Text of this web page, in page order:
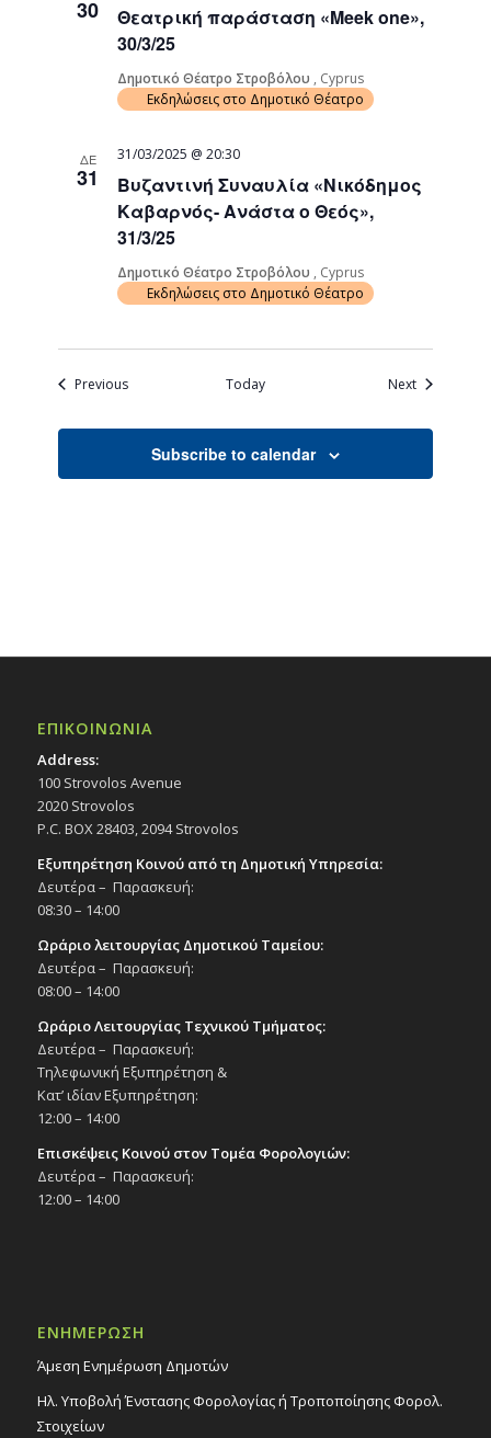
30
Θεατρική παράσταση «Meek one»,
30/3/25
Δημοτικό Θέατρο Στροβόλου , Cyprus
Εκδηλώσεις στο Δημοτικό Θέατρο
ΔΕ
31
Βυζαντινή Συναυλία «Νικόδημος
Καβαρνός- Ανάστα ο Θεός»,
31/3/25
31/03/2025 @ 20:30
Δημοτικό Θέατρο Στροβόλου , Cyprus
Εκδηλώσεις στο Δημοτικό Θέατρο
PreviousEvents Today NextEvents
Subscribe to calendar
ΕΠΙΚΟΙΝΩΝΙΑ
Address:
100 Strovolos Avenue
2020 Strovolos
P.C. BOX 28403, 2094 Strovolos
Εξυπηρέτηση Κοινού από τη Δημοτική Υπηρεσία:
Δευτέρα – Παρασκευή:
08:30 – 14:00
Ωράριο λειτουργίας Δημοτικού Ταμείου:
Δευτέρα – Παρασκευή:
08:00 – 14:00
Ωράριο Λειτουργίας Τεχνικού Τμήματος:
Δευτέρα – Παρασκευή:
Τηλεφωνική Εξυπηρέτηση &
Κατ’ ιδίαν Εξυπηρέτηση:
12:00 – 14:00
Επισκέψεις Κοινού στον Τομέα Φορολογιών:
Δευτέρα – Παρασκευή:
12:00 – 14:00
ΕΝΗΜΕΡΩΣΗ
Άμεση Ενημέρωση Δημοτών
Ηλ. Υποβολή Ένστασης Φορολογίας ή Τροποποίησης Φορολ.
Στοιχείων